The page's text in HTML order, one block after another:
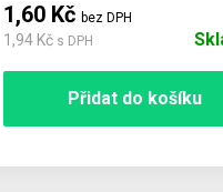
1,60 Kčbez DPH
1,94 Kč s DPH
Přidat do košíku